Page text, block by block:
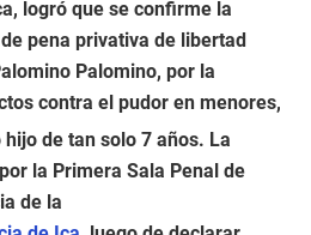
logró que se confirme la
pena privativa de libertad
Palomino, por la
contra el pudor en menores,
de tan solo 7 años. La
la Primera Sala Penal de
de la